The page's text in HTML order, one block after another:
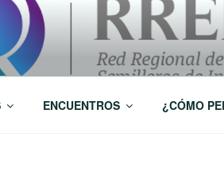
ENCUENTROS ¿CÓMO